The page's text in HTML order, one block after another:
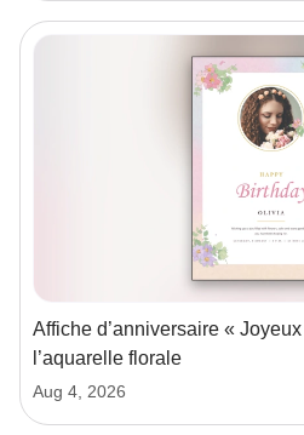
Affiche d’anniversaire «
l’aquarelle florale
Aug 4, 2026